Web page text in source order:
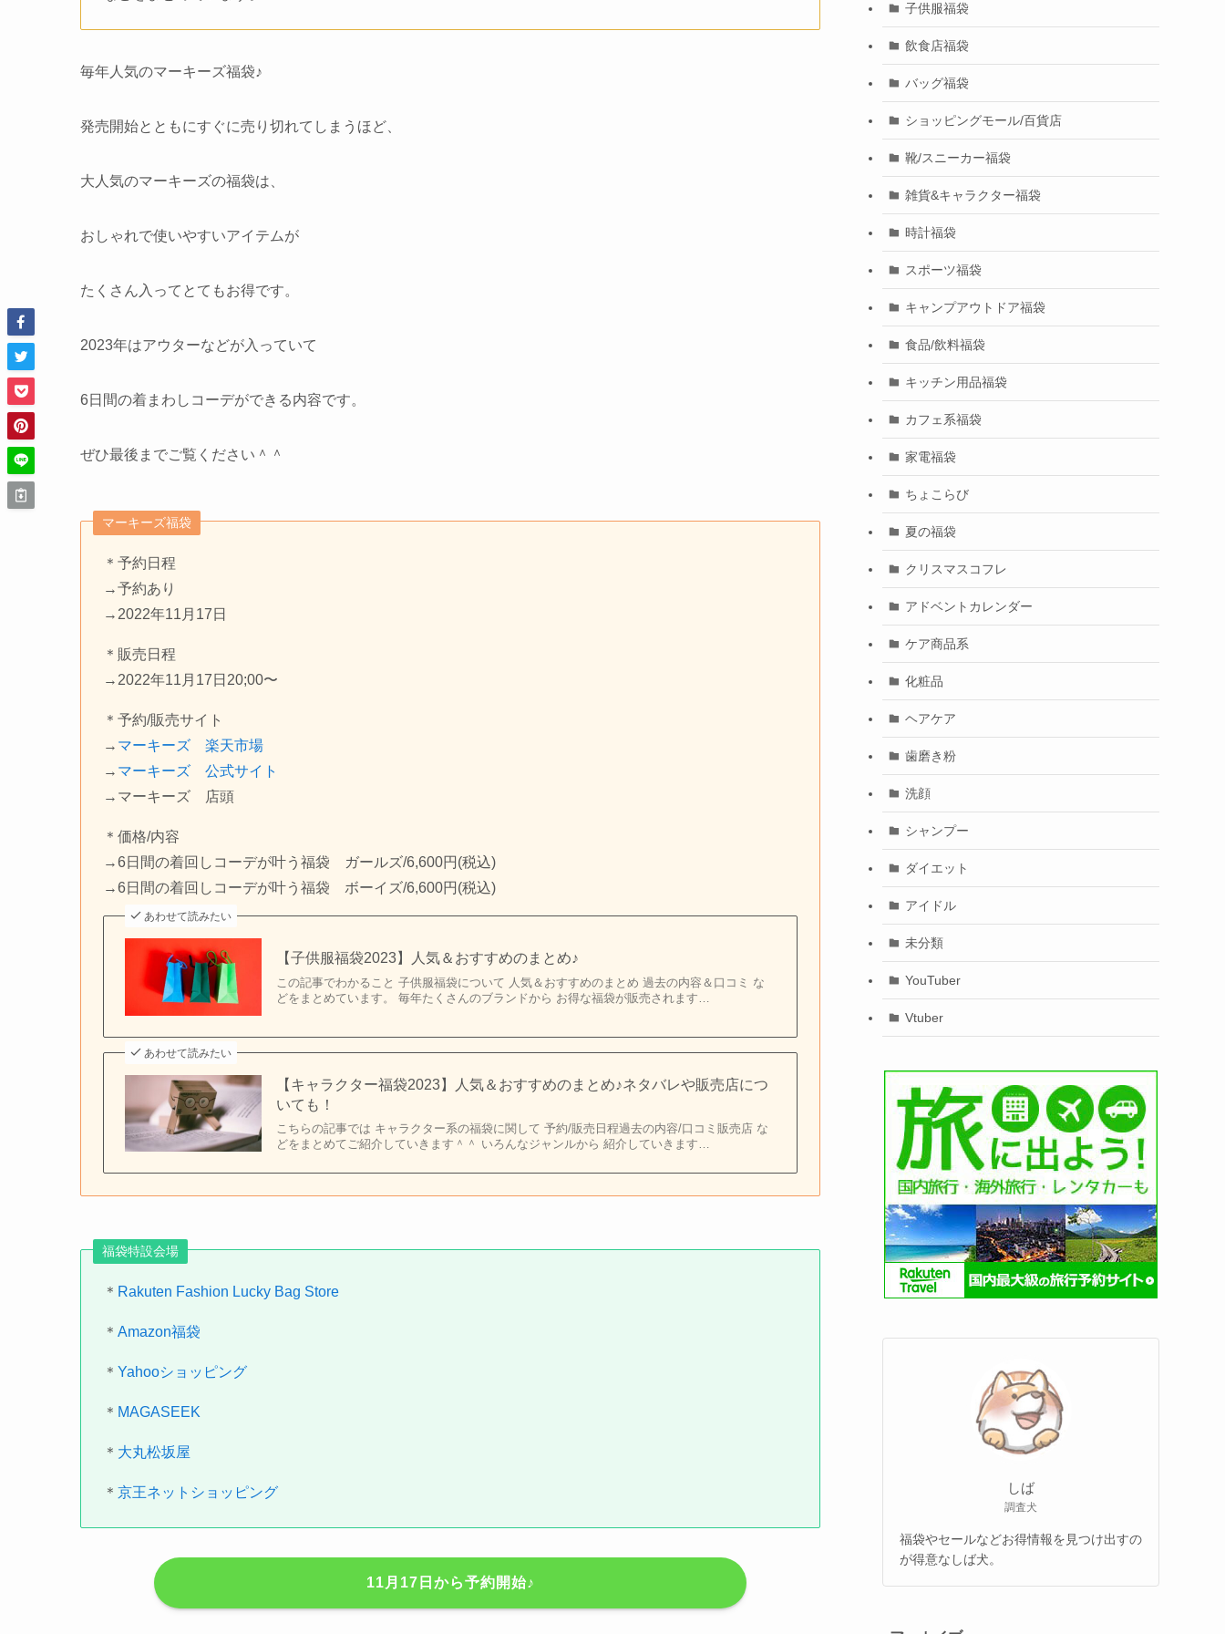
毎年人気のマーキーズ福袋♪
発売開始とともにすぐに売り切れてしまうほど、
大人気のマーキーズの福袋は、
おしゃれで使いやすいアイテムが
たくさん入ってとてもお得です。
2023年はアウターなどが入っていて
6日間の着まわしコーデができる内容です。
ぜひ最後までご覧ください＾＾
マーキーズ福袋
＊予約日程
→予約あり
→2022年11月17日
＊販売日程
→2022年11月17日20;00〜
＊予約/販売サイト
→ マーキーズ 楽天市場
→ マーキーズ 公式サイト
→マーキーズ 店頭
＊価格/内容
→6日間の着回しコーデが叶う福袋 ガールズ/6,600円(税込)
→6日間の着回しコーデが叶う福袋 ボーイズ/6,600円(税込)
あわせて読みたい
【子供服福袋2023】人気＆おすすめのまとめ♪
この記事でわかること 子供服福袋について 人気＆おすすめのまとめ 過去の内容＆口コミ な
どをまとめています。 毎年たくさんのブランドから お得な福袋が販売されます…
あわせて読みたい
【キャラクター福袋2023】人気＆おすすめのまとめ♪ネタバレや販売店につ
いても！
こちらの記事では キャラクター系の福袋に関して 予約/販売日程過去の内容/口コミ販売店 な
どをまとめてご紹介していきます＾＾ いろんなジャンルから 紹介していきます…
福袋特設会場
＊ Rakuten Fashion Lucky Bag Store
＊ Amazon福袋
＊ Yahooショッピング
＊ MAGASEEK
＊ 大丸松坂屋
＊ 京王ネットショッピング
11月17日から予約開始♪
子供服福袋
飲食店福袋
バッグ福袋
ショッピングモール/百貨店
靴/スニーカー福袋
雑貨&キャラクター福袋
時計福袋
スポーツ福袋
キャンプアウトドア福袋
食品/飲料福袋
キッチン用品福袋
カフェ系福袋
家電福袋
ちょこらび
夏の福袋
クリスマスコフレ
アドベントカレンダー
ケア商品系
化粧品
ヘアケア
歯磨き粉
洗顔
シャンプー
ダイエット
アイドル
未分類
YouTuber
Vtuber
しば
調査犬
福袋やセールなどお得情報を見つけ出すの
が得意なしば犬。